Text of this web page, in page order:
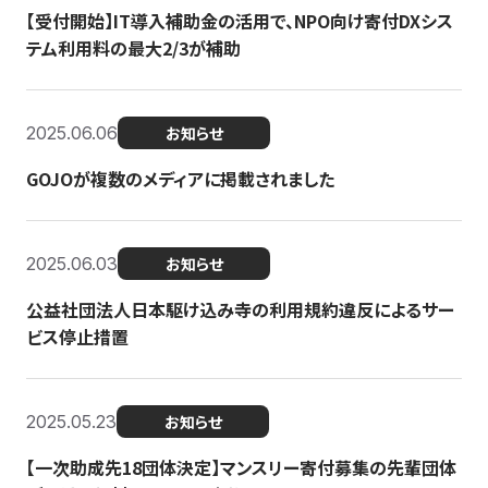
【受付開始】IT導入補助金の活用で、NPO向け寄付DXシス
テム利用料の最大2/3が補助
2025.06.06 お知らせ
GOJOが複数のメディアに掲載されました
2025.06.03 お知らせ
公益社団法人日本駆け込み寺の利用規約違反によるサー
ビス停止措置
2025.05.23 お知らせ
【一次助成先18団体決定】マンスリー寄付募集の先輩団体